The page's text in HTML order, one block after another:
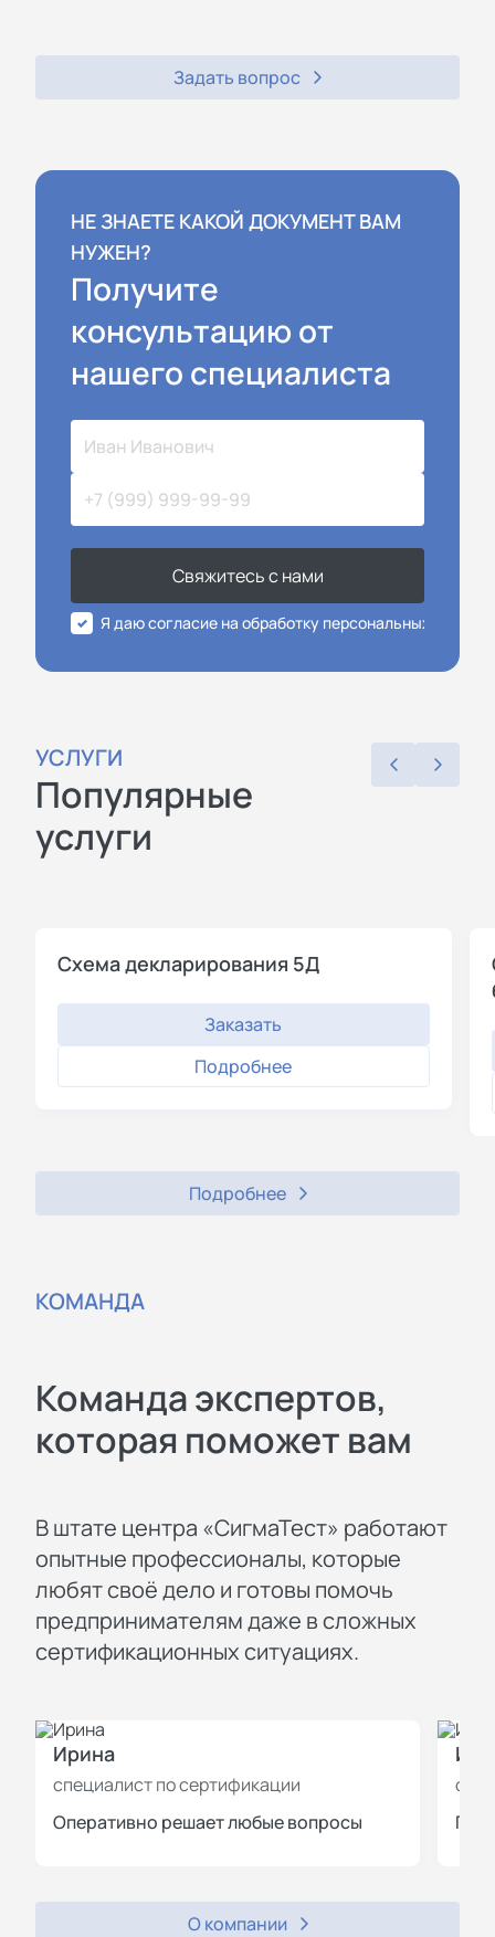
Задать вопрос
НЕ ЗНАЕТЕ КАКОЙ ДОКУМЕНТ ВАМ
НУЖЕН?
Получите
консультацию от
нашего специалиста
Свяжитесь с нами
Я даю согласие на обработку персональных
УСЛУГИ
Популярные
услуги
Схема декларирования 5Д
Заказать
Подробнее
Подробнее
КОМАНДА
Команда экспертов,
которая поможет вам
В штате центра «СигмаТест» работают
опытные профессионалы, которые
любят своё дело и готовы помочь
предпринимателям даже в сложных
сертификационных ситуациях.
Ирина
специалист по сертификации
Оперативно решает любые вопросы
О компании